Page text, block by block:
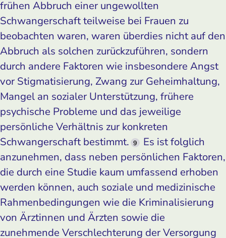
frühen Abbruch einer ungewollten
Schwangerschaft teilweise bei Frauen zu
beobachten waren, waren überdies nicht auf den
Abbruch als solchen zurückzuführen, sondern
durch andere Faktoren wie insbesondere Angst
vor Stigmatisierung, Zwang zur Geheimhaltung,
Mangel an sozialer Unterstützung, frühere
psychische Probleme und das jeweilige
persönliche Verhältnis zur konkreten
Schwangerschaft bestimmt. 9
Es ist folglich
anzunehmen, dass neben persönlichen Faktoren,
die durch eine Studie kaum umfassend erhoben
werden können, auch soziale und medizinische
Rahmenbedingungen wie die Kriminalisierung
von Ärztinnen und Ärzten sowie die
zunehmende Verschlechterung der Versorgung